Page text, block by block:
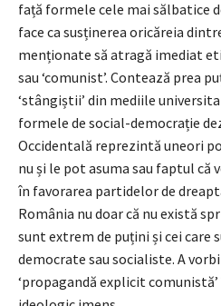
față formele cele mai sălbatice
face ca susținerea oricăreia
menționate să atragă imediat
sau ‘comunist’. Contează prea
‘stângiștii’ din mediile
formele de social-democrație
Occidentală reprezintă uneori
nu și le pot asuma sau faptul că
în favorarea partidelor de
România nu doar că nu există
sunt extrem de puțini și cei care
democrate sau socialiste. A
‘propagandă explicit